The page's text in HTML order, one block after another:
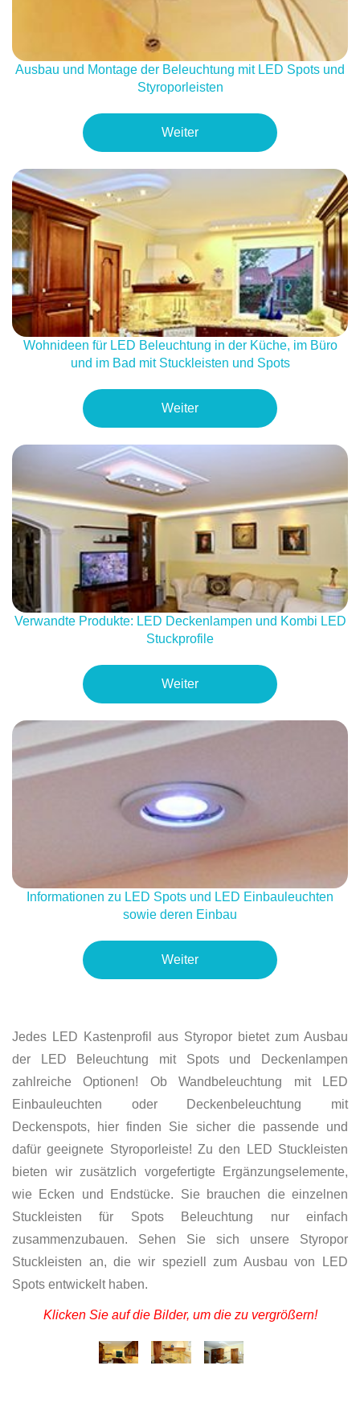
Ausbau und Montage der Beleuchtung mit LED Spots und
Styroporleisten
Weiter
Wohnideen für LED Beleuchtung in der Küche, im Büro
und im Bad mit Stuckleisten und Spots
Weiter
Verwandte Produkte: LED Deckenlampen und Kombi LED
Stuckprofile
Weiter
Informationen zu LED Spots und LED Einbauleuchten
sowie deren Einbau
Weiter
Jedes LED Kastenprofil aus Styropor bietet zum Ausbau
der LED Beleuchtung mit Spots und Deckenlampen
zahlreiche Optionen! Ob Wandbeleuchtung mit LED
Einbauleuchten oder Deckenbeleuchtung mit
Deckenspots, hier finden Sie sicher die passende und
dafür geeignete Styroporleiste! Zu den LED Stuckleisten
bieten wir zusätzlich vorgefertigte Ergänzungselemente,
wie Ecken und Endstücke. Sie brauchen die einzelnen
Stuckleisten für Spots Beleuchtung nur einfach
zusammenzubauen. Sehen Sie sich unsere Styropor
Stuckleisten an, die wir speziell zum Ausbau von LED
Spots entwickelt haben.
Klicken Sie auf die Bilder, um die zu vergrößern!